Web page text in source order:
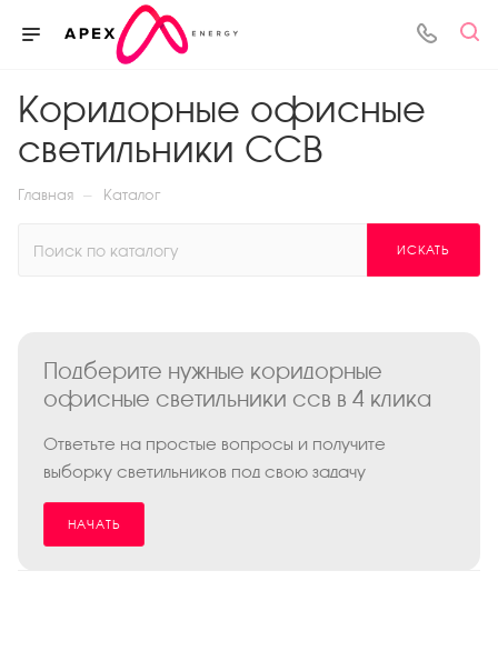
Коридорные офисные
светильники ССВ
Главная — Каталог
ИСКАТЬ
Подберите нужные коридорные
офисные светильники ссв в 4 клика
Ответьте на простые вопросы и получите
выборку светильников под свою задачу
НАЧАТЬ